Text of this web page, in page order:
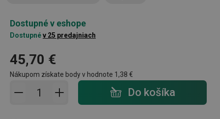
Dostupné v eshope
Dostupnév 25 predajniach
45,70 €
Nákupom získate body v hodnote 1,38 €
Pridať do košíka - počet Do košíka